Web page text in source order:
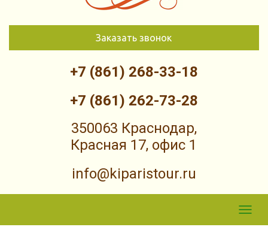
Заказать звонок
+7 (861) 268-33-18
+7 (861) 262-73-28
350063 Краснодар,
Красная 17, офис 1
info@kiparistour.ru
Skip to